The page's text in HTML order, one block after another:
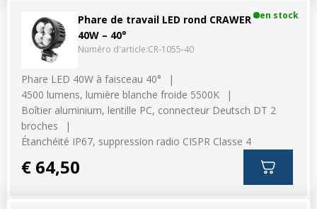
09 70 24 66 76
[email protected]
Phare de travail LED rond CRAWER
40W – 40°
Numéro d'article:CR-1055-40
en stock
Phare LED 40W à faisceau 40°
4500 lumens, lumière blanche froide 5500K
Boîtier aluminium, lentille PC, connecteur Deutsch DT 2
broches
Étanchéité IP67, suppression radio CISPR Classe 4
€ 64,50